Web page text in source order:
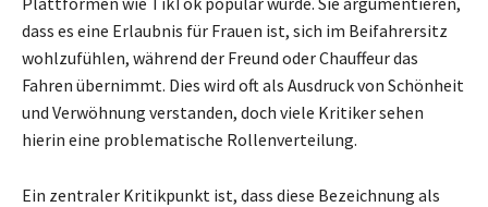
dass es eine Erlaubnis für Frauen ist, sich im Beifahrersitz
wohlzufühlen, während der Freund oder Chauffeur das
Fahren übernimmt. Dies wird oft als Ausdruck von Schönheit
und Verwöhnung verstanden, doch viele Kritiker sehen
hierin eine problematische Rollenverteilung.
Ein zentraler Kritikpunkt ist, dass diese Bezeichnung als